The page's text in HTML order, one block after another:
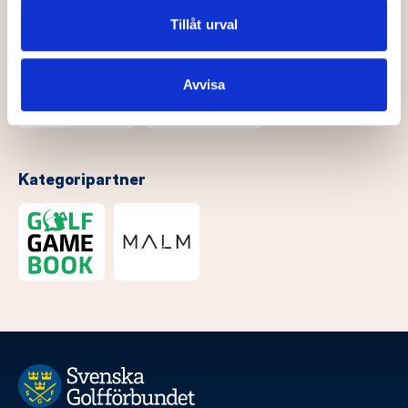
Dessa kan i sin tur kombinera informationen med annan
information som du har tillhandahållit eller som de har
Tillåt urval
Avvisa
Kategoripartner